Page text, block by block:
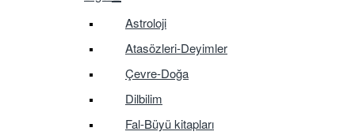
Astroloji
Atasözleri-Deyimler
Çevre-Doğa
Dilbilim
Fal-Büyü kitapları